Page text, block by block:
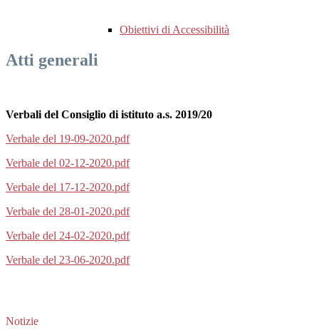
Obiettivi di Accessibilità
Atti generali
Verbali del Consiglio di istituto a.s. 2019/20
Verbale del 19-09-2020.pdf
Verbale del 02-12-2020.pdf
Verbale del 17-12-2020.pdf
Verbale del 28-01-2020.pdf
Verbale del 24-02-2020.pdf
Verbale del 23-06-2020.pdf
Notizie